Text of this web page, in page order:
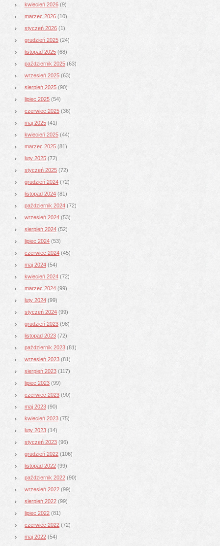
kwiecień 2026 (9)
marzec 2026 (10)
styczeń 2026 (1)
grudzień 2025 (24)
listopad 2025 (68)
październik 2025 (63)
wrzesień 2025 (63)
sierpień 2025 (90)
lipiec 2025 (54)
czerwiec 2025 (36)
maj 2025 (41)
kwiecień 2025 (44)
marzec 2025 (81)
luty 2025 (72)
styczeń 2025 (72)
grudzień 2024 (72)
listopad 2024 (81)
październik 2024 (72)
wrzesień 2024 (53)
sierpień 2024 (52)
lipiec 2024 (53)
czerwiec 2024 (45)
maj 2024 (54)
kwiecień 2024 (72)
marzec 2024 (99)
luty 2024 (99)
styczeń 2024 (99)
grudzień 2023 (98)
listopad 2023 (72)
październik 2023 (81)
wrzesień 2023 (81)
sierpień 2023 (117)
lipiec 2023 (99)
czerwiec 2023 (90)
maj 2023 (90)
kwiecień 2023 (75)
luty 2023 (14)
styczeń 2023 (96)
grudzień 2022 (106)
listopad 2022 (99)
październik 2022 (90)
wrzesień 2022 (99)
sierpień 2022 (99)
lipiec 2022 (81)
czerwiec 2022 (72)
maj 2022 (54)